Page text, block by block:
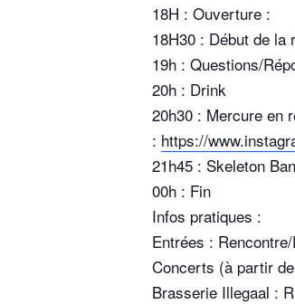
18H : Ouverture :
18H30 : Début de la
19h : Questions/
20h : Drink
20h30 : Mercure en
: https://
21h45 : Skeleton
00h : Fin
Infos pratiques :
Entrées :
Concerts (à partir
Brasserie Illegaal :